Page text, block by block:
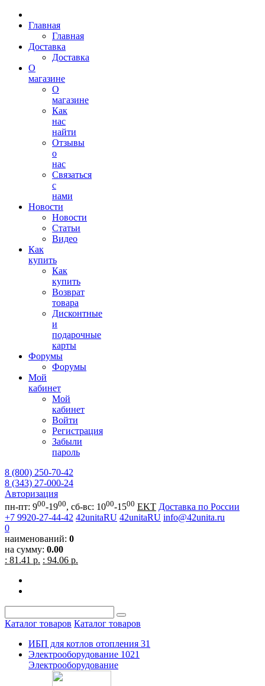
Главная
Главная
Доставка
Доставка
О
магазине
О
магазине
Как
нас
найти
Отзывы
о
нас
Связаться
с
нами
Новости
Новости
Статьи
Видео
Как
купить
Как
купить
Возврат
товара
Дисконтные
и
подарочные
карты
Форумы
Форумы
Мой
кабинет
Мой
кабинет
Войти
Регистрация
Забыли
пароль
8 (800) 250-70-42
8 (343) 27-000-24
Авторизация
пн-пт: 900-1900, сб-вс: 1000-1500 EKT Доставка по России
+7 9920-27-44-42 42unitaRU 42unitaRU info@42unita.ru
0
наименований: 0
на сумму: 0.00
: 81.41 р. : 94.06 р.
Каталог товаров Каталог товаров
ИБП для котлов отопления 31
Электрооборудование 1021
Электрооборудование